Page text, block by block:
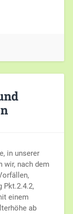
in unserer
wir, nach dem
Pkt.2.4.2,
einem
ab